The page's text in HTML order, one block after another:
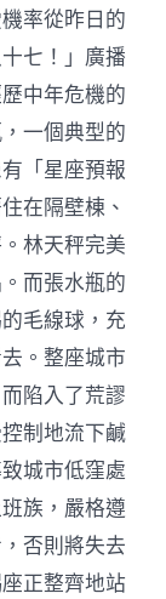
率從昨日的
七！」廣播
中年危機的
一個典型的
「星座預報
在隔壁棟、
林天秤完美
而張水瓶的
毛線球，充
。整座城市
陷入了荒謬
制地流下鹹
城市低窪處
族，嚴格遵
否則將失去
正整齊地站